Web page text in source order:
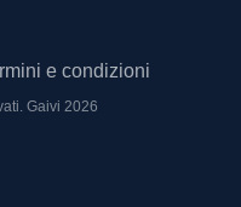
e condizioni
Gaivi 2026